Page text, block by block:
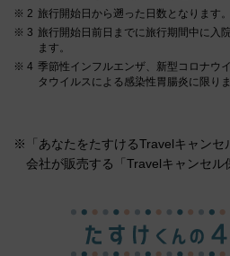
旅行開始日から遡った日数となります。
旅行開始日前日までに旅行期間中に入
ます。
季節性インフルエンザ、新型コロナウ
タウイルスによる感染性胃腸炎に限りま
※「あなたをたすけるTravelキャンセ
会社が販売する「Travelキャンセル